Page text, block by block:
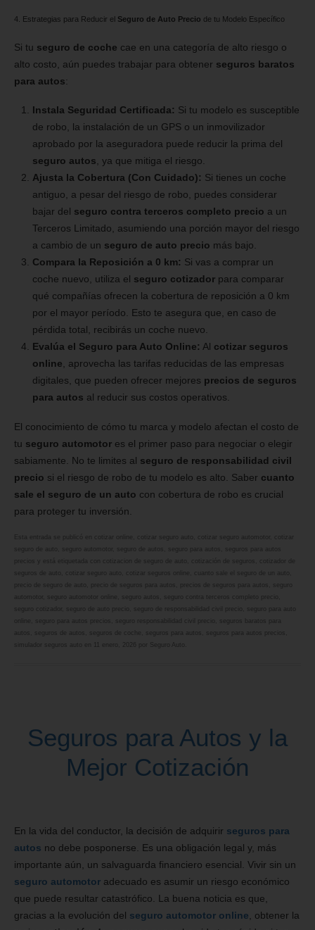
4. Estrategias para Reducir el Seguro de Auto Precio de tu Modelo Específico
Si tu seguro de coche cae en una categoría de alto riesgo o
alto costo, aún puedes trabajar para obtener seguros baratos
para autos:
Instala Seguridad Certificada: Si tu modelo es susceptible
de robo, la instalación de un GPS o un inmovilizador
aprobado por la aseguradora puede reducir la prima del
seguro autos, ya que mitiga el riesgo.
Ajusta la Cobertura (Con Cuidado): Si tienes un coche
antiguo, a pesar del riesgo de robo, puedes considerar
bajar del seguro contra terceros completo precio a un
Terceros Limitado, asumiendo una porción mayor del riesgo
a cambio de un seguro de auto precio más bajo.
Compara la Reposición a 0 km: Si vas a comprar un
coche nuevo, utiliza el seguro cotizadorpara comparar
qué compañías ofrecen la cobertura de reposición a 0 km
por el mayor período. Esto te asegura que, en caso de
pérdida total, recibirás un coche nuevo.
Evalúa el Seguro para Auto Online: Al cotizar seguros
online, aprovecha las tarifas reducidas de las empresas
digitales, que pueden ofrecer mejores precios de seguros
para autos al reducir sus costos operativos.
El conocimiento de cómo tu marca y modelo afectan el costo de
tu seguro automotor es el primer paso para negociar o elegir
sabiamente. No te limites al seguro de responsabilidad civil
precio si el riesgo de robo de tu modelo es alto. Saber cuanto
sale el seguro de un auto con cobertura de robo es crucial
para proteger tu inversión.
cotizar online cotizar seguro auto cotizar seguro automotor
cotizar
cotizacion de seguro de auto cotización de seguros
cotizador de
cotizar seguro auto cotizar seguros online
seguro cotizador
Seguro Auto
Seguros para Autos y la
Mejor Cotización
En la vida del conductor, la decisión de adquirir seguros para
autos no debe posponerse. Es una obligación legal y, más
importante aún, un salvaguarda financiero esencial. Vivir sin un
seguro automotor adecuado es asumir un riesgo económico
que puede resultar catastrófico. La buena noticia es que,
gracias a la evolución del seguro automotor online, obtener la